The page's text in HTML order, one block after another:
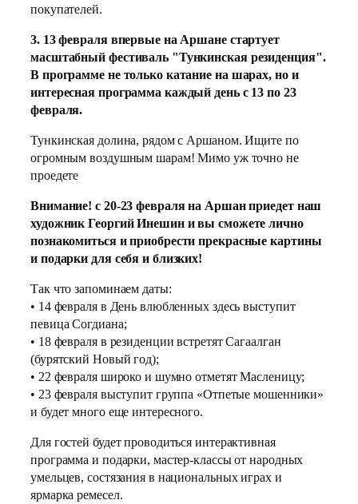
покупателей.
3. 13 февраля впервые на Аршане стартует
масштабный фестиваль "Тункинская резиденция".
В программе не только катание на шарах, но и
интересная программа каждый день с 13 по 23
февраля.
Тункинская долина, рядом с Аршаном. Ищите по
огромным воздушным шарам! Мимо уж точно не
проедете
Внимание! с 20-23 февраля на Аршан приедет наш
художник Георгий Инешин и вы сможете лично
познакомиться и приобрести прекрасные картины
и подарки для себя и близких!
Так что запоминаем даты:
• 14 февраля в День влюбленных здесь выступит
певица Согдиана;
• 18 февраля в резиденции встретят Сагаалган
(бурятский Новый год);
• 22 февраля широко и шумно отметят Масленицу;
• 23 февраля выступит группа «Отпетые мошенники»
и будет много еще интересного.
Для гостей будет проводиться интерактивная
программа и подарки, мастер-классы от народных
умельцев, состязания в национальных играх и
ярмарка ремесел.